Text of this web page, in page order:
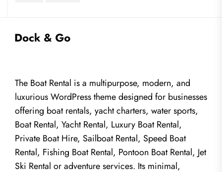
The Boat Rental is a multipurpose, modern, and
luxurious WordPress theme designed for businesses
offering boat rentals, yacht charters, water sports,
Boat Rental, Yacht Rental, Luxury Boat Rental,
Private Boat Hire, Sailboat Rental, Speed Boat
Rental, Fishing Boat Rental, Pontoon Boat Rental, Jet
Ski Rental or adventure services. Its minimal,